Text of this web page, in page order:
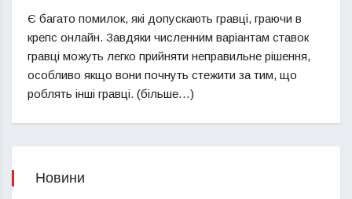
Є багато помилок, які допускають гравці, граючи в
крепс онлайн. Завдяки численним варіантам ставок
гравці можуть легко прийняти неправильне рішення,
особливо якщо вони почнуть стежити за тим, що
роблять інші гравці. (більше…)
Новини